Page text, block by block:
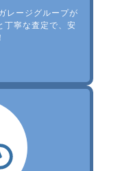
レージグループが
丁寧な査定で、安